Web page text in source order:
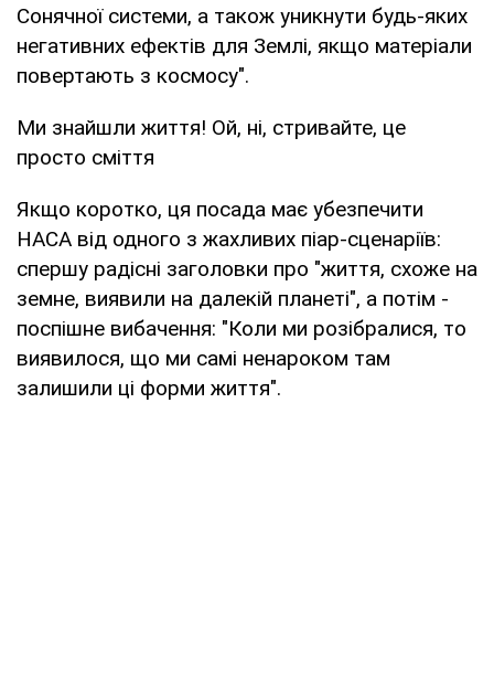
Сонячної системи, а також уникнути будь-яких
негативних ефектів для Землі, якщо матеріали
повертають з космосу".
Ми знайшли життя! Ой, ні, стривайте, це
просто сміття
Якщо коротко, ця посада має убезпечити
НАСА від одного з жахливих піар-сценаріїв:
спершу радісні заголовки про "життя, схоже на
земне, виявили на далекій планеті", а потім -
поспішне вибачення: "Коли ми розібралися, то
виявилося, що ми самі ненароком там
залишили ці форми життя".